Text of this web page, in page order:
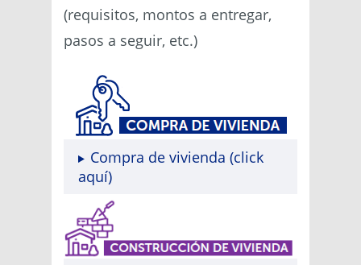
(requisitos, montos a entregar,
pasos a seguir, etc.)
Compra de vivienda (click
aquí)